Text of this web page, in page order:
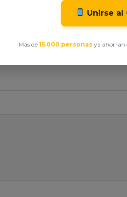
Y OFERTA ENUnirse al
Más de 15.000 personas ya ahorran